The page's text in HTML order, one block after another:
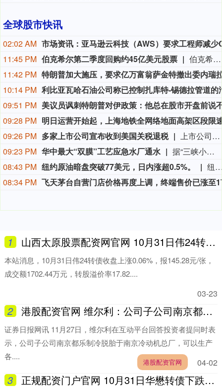
全球股市快讯
02:02 AM
11:45 PM 伯克希尔第二季度回购约45亿美元股票
伯克希尔第二季度斥资约45亿美元回购自身股票，并在期内买入近200亿美元股票，显示首席执行官阿贝尔正将公司庞大的现金储备更多投入市场。 伯克希尔第一季度开始回购股票，为一年多来的首次。阿贝尔今年早些时候表示，公司重新启动回购，是因为管理层认为股票的“内在价值”高于其市场价格。 CFRA Research分析师Cathy Seifert表示：“投资者会受到回购举措的鼓舞。这也是Greg接掌公司并彰显其主导地位的一种方式。” 此次股票回购为股东带来了自2021年以来规模最大的季度资本回报。伯克希尔第二季度现金储备降至3655亿美元，低于前一季度的约3970亿美元。
11:42 PM
10:14 PM
09:51 PM
09:28 PM
09:26 PM 多家上市公司宣布收到美国关税退税
上市公司公告显示，自7月以来，多家公司宣布已经收到美国关税退税。根据美国最高法院今年2月裁定，《国际紧急经济权力法》不授权总统征收大规模关税。美国国际贸易法院随后下令海关办理相关退款。海关与边境保护局4月20日启动第一阶段退款工作，首批退款于5月11日前后发放。美国海关与边境保护局官员本月4日披露的信息显示，截至7月底，该部门已处理完毕约1000亿美元关税的退款流程并把相关信息提供给财政部用于付款。（中新社）
09:23 PM 华中最大“双膜”工艺应急水厂通水
据“三峡小微”公众号消息，8月8日，由三峡集团所属长江环保集团、武汉市水务集团等共同投资建设的华中地区规模最大的“双膜”工艺应急水厂——武汉梁子湖应急水厂并网通水，标志着武汉市江南区域正式构建起“一江一湖”双水源互为备援、灵活调度的供水新格局，为片区660万市民用水安全提供坚实保障。
08:43 PM 纽约原油暗盘突破77美元，日内涨超0.5%。
纽约原油暗盘突破77美元
08:34 PM
1 山西太原股票配资网官网 10月31日伟24转债上涨0.06%，转股溢价率17.82%
03-23
本站消息，10月31日伟24转债收盘上涨0.06%，报145.28元/张，
成交额1702.44万元，转股溢价率17.82....
2 港股配资官网 维尔利：公司子公司南京都乐制冷可以生产各种制冷设备
04-02
证券日报网讯 11月27日，维尔利在互动平台回答投资者提问时表
示，公司子公司南京都乐制冷脱胎于南京冷动机总厂，可以生产
各....
港股配资官网
3 正规配资门户官网 10月31日华懋转债下跌1.13%，转股溢价率21.2%